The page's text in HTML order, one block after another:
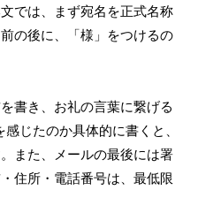
では、まず宛名を正式名称
の後に、「様」をつけるの
書き、お礼の言葉に繋げる
じたのか具体的に書くと、
また、メールの最後には署
住所・電話番号は、最低限